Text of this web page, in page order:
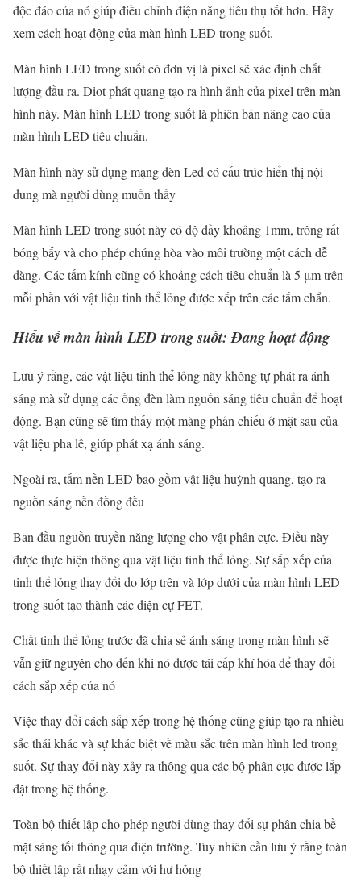
độc đáo của nó giúp điều chỉnh điện năng tiêu thụ tốt hơn. Hãy
xem cách hoạt động của màn hình LED trong suốt.
Màn hình LED trong suốt có đơn vị là pixel sẽ xác định chất
lượng đầu ra. Diot phát quang tạo ra hình ảnh của pixel trên màn
hình này. Màn hình LED trong suốt là phiên bản nâng cao của
màn hình LED tiêu chuẩn.
Màn hình này sử dụng mạng đèn Led có cấu trúc hiển thị nội
dung mà người dùng muốn thấy
Màn hình LED trong suốt này có độ dầy khoảng 1mm, trông rất
bóng bẩy và cho phép chúng hòa vào môi trường một cách dễ
dàng. Các tấm kính cũng có khoảng cách tiêu chuẩn là 5 μm trên
mỗi phần với vật liệu tinh thể lỏng được xếp trên các tấm chắn.
Hiểu về màn hình LED trong suốt: Đang hoạt động
Lưu ý rằng, các vật liệu tinh thể lỏng này không tự phát ra ánh
sáng mà sử dụng các ống đèn làm nguồn sáng tiêu chuẩn để hoạt
động. Bạn cũng sẽ tìm thấy một màng phản chiếu ở mặt sau của
vật liệu pha lê, giúp phát xạ ánh sáng.
Ngoài ra, tấm nền LED bao gồm vật liệu huỳnh quang, tạo ra
nguồn sáng nền đồng đều
Ban đầu nguồn truyền năng lượng cho vật phân cực. Điều này
được thực hiện thông qua vật liệu tinh thể lỏng. Sự sắp xếp của
tinh thể lỏng thay đổi do lớp trên và lớp dưới của màn hình LED
trong suốt tạo thành các điện cự FET.
Chất tinh thể lỏng trước đã chia sẻ ánh sáng trong màn hình sẽ
vẫn giữ nguyên cho đến khi nó được tái cấp khí hóa để thay đổi
cách sắp xếp của nó
Việc thay đổi cách sắp xếp trong hệ thống cũng giúp tạo ra nhiều
sắc thái khác và sự khác biệt về màu sắc trên màn hình led trong
suốt. Sự thay đổi này xảy ra thông qua các bộ phân cực được lắp
đặt trong hệ thống.
Toàn bộ thiết lập cho phép người dùng thay đổi sự phân chia bề
mặt sáng tối thông qua điện trường. Tuy nhiên cần lưu ý rằng toàn
bộ thiết lập rất nhạy cảm với hư hỏng